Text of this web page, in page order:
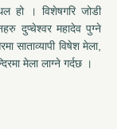
हो । विशेषगरि जोडी
दुप्चेश्वर महादेव पुग्ने
साताव्यापी विषेश मेला,
मेला लाग्ने गर्दछ ।